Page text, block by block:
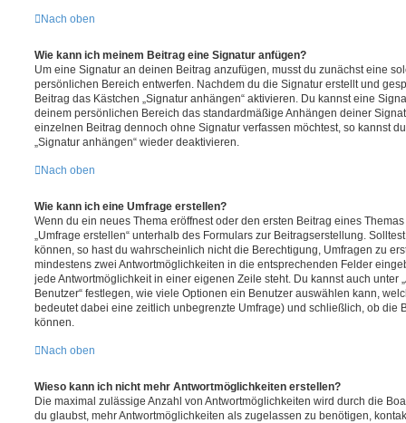
Nach oben
Wie kann ich meinem Beitrag eine Signatur anfügen?
Um eine Signatur an deinen Beitrag anzufügen, musst du zunächst eine
persönlichen Bereich entwerfen. Nachdem du die Signatur erstellt und
Beitrag das Kästchen „Signatur anhängen“ aktivieren. Du kannst eine
deinem persönlichen Bereich das standardmäßige Anhängen deiner
einzelnen Beitrag dennoch ohne Signatur verfassen möchtest, so kannst
„Signatur anhängen“ wieder deaktivieren.
Nach oben
Wie kann ich eine Umfrage erstellen?
Wenn du ein neues Thema eröffnest oder den ersten Beitrag eines
„Umfrage erstellen“ unterhalb des Formulars zur Beitragserstellung.
können, so hast du wahrscheinlich nicht die Berechtigung, Umfragen zu
mindestens zwei Antwortmöglichkeiten in die entsprechenden Felder
jede Antwortmöglichkeit in einer eigenen Zeile steht. Du kannst auch unter
Benutzer“ festlegen, wie viele Optionen ein Benutzer auswählen kann,
bedeutet dabei eine zeitlich unbegrenzte Umfrage) und schließlich, ob die
können.
Nach oben
Wieso kann ich nicht mehr Antwortmöglichkeiten erstellen?
Die maximal zulässige Anzahl von Antwortmöglichkeiten wird durch die
du glaubst, mehr Antwortmöglichkeiten als zugelassen zu benötigen,